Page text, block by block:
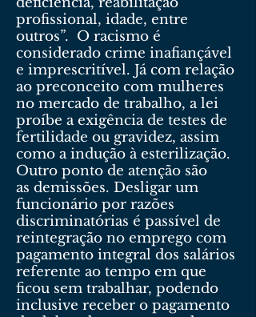
profissional, idade, entre
outros”. O racismo é
considerado crime inafiançável
e imprescritível. Já com relação
ao preconceito com mulheres
no mercado de trabalho, a lei
proíbe a exigência de testes de
fertilidade ou gravidez, assim
como a indução à esterilização.
Outro ponto de atenção são
as demissões. Desligar um
funcionário por razões
discriminatórias é passível de
reintegração no emprego com
pagamento integral dos salários
referente ao tempo em que
ficou sem trabalhar, podendo
inclusive receber o pagamento